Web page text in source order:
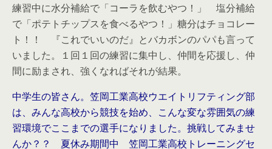
練習中に水分補給で「コーラを飲むやつ！」 塩分補給
で「ポテトチップスを食べるやつ！」糖分はチョコレー
ト！！ 『これでいいのだ』とバカボンのパパも言って
いました。１回１回の練習に集中し、仲間を応援し、仲
間に励まされ、強くなればそれが結果。
中学生の皆さん。笠岡工業高校ウエイトリフティング部
は、みんな高校から競技を始め、こんな変な雰囲気の練
習環境でここまでの選手になりました。挑戦してみませ
んか？？ 夏休み期間中 笠岡工業高校トレーニングセ